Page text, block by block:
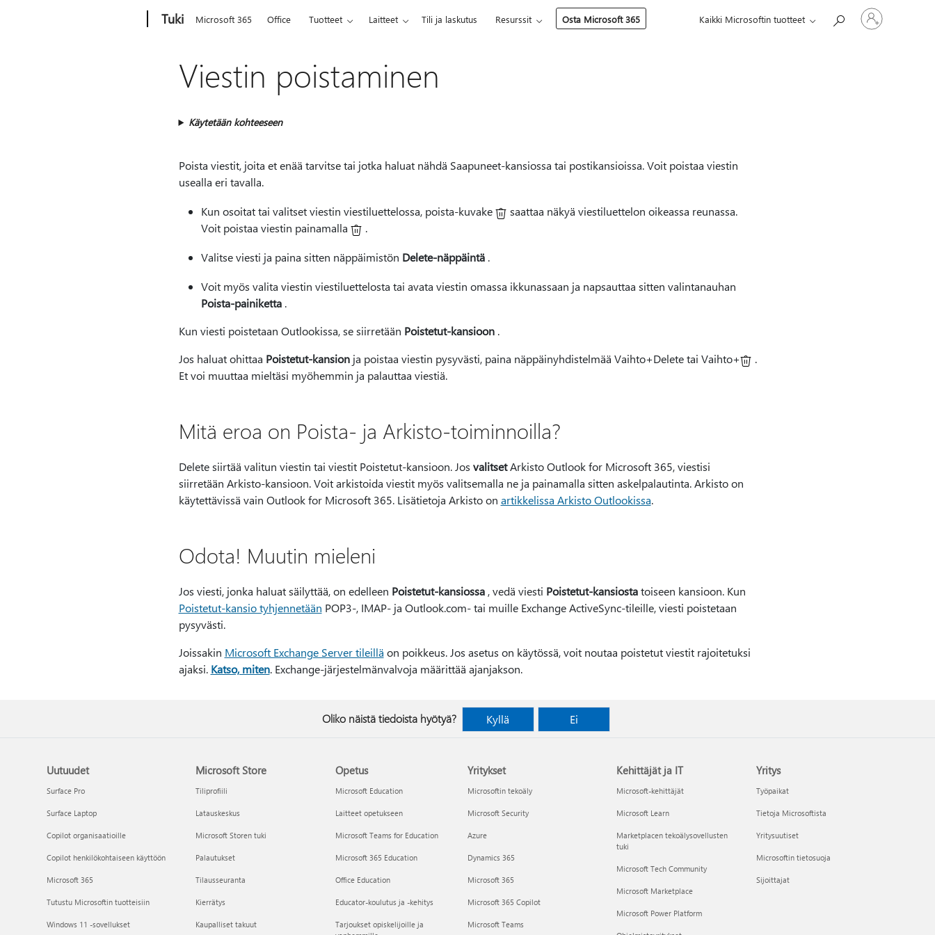
Tuki Microsoft 365 Office Tuotteet Laitteet Tili ja laskutus Resurssit Osta Microsoft 365 Kaikki Microsoftin tuotteet
Kirjaudu
sisään
tilille
Viestin poistaminen
Käytetään kohteeseen
Poista viestit, joita et enää tarvitse tai jotka haluat nähdä Saapuneet-kansiossa tai postikansioissa. Voit poistaa viestin
usealla eri tavalla.
Kun osoitat tai valitset viestin viestiluettelossa, poista-kuvake
saattaa näkyä viestiluettelon oikeassa reunassa.
Voit poistaa viestin painamalla
.
Valitse viesti ja paina sitten näppäimistön Delete-näppäintä.
Voit myös valita viestin viestiluettelosta tai avata viestin omassa ikkunassaan ja napsauttaa sitten valintanauhan
Poista-painiketta.
Kun viesti poistetaan Outlookissa, se siirretään Poistetut-kansioon.
Jos haluat ohittaa Poistetut-kansionja poistaa viestin pysyvästi, paina näppäinyhdistelmää Vaihto+Delete tai Vaihto+
.
Et voi muuttaa mieltäsi myöhemmin ja palauttaa viestiä.
Mitä eroa on Poista- ja Arkisto-toiminnoilla?
Delete siirtää valitun viestin tai viestit Poistetut-kansioon. Jos valitsetArkisto Outlook for Microsoft 365, viestisi
siirretään Arkisto-kansioon. Voit arkistoida viestit myös valitsemalla ne ja painamalla sitten askelpalautinta. Arkisto on
käytettävissä vain Outlook for Microsoft 365. Lisätietoja Arkisto on artikkelissa Arkisto Outlookissa.
Odota! Muutin mieleni
Jos viesti, jonka haluat säilyttää, on edelleen Poistetut-kansiossa, vedä viesti Poistetut-kansiostatoiseen kansioon. Kun
Poistetut-kansio tyhjennetään POP3-, IMAP- ja Outlook.com- tai muille Exchange ActiveSync-tileille, viesti poistetaan
pysyvästi.
Joissakin Microsoft Exchange Server tileillä on poikkeus. Jos asetus on käytössä, voit noutaa poistetut viestit rajoitetuksi
ajaksi. Katso, miten. Exchange-järjestelmänvalvoja määrittää ajanjakson.
Oliko näistä tiedoista hyötyä? Kyllä Ei
Uutuudet
Surface Pro
Surface Laptop
Copilot organisaatioille
Copilot henkilökohtaiseen käyttöön
Microsoft 365
Tutustu Microsoftin tuotteisiin
Windows 11 -sovellukset
Microsoft Store
Tiliprofiili
Latauskeskus
Microsoft Storen tuki
Palautukset
Tilausseuranta
Kierrätys
Kaupalliset takuut
Opetus
Microsoft Education
Laitteet opetukseen
Microsoft Teams for Education
Microsoft 365 Education
Office Education
Educator-koulutus ja -kehitys
Tarjoukset opiskelijoille ja
Yritykset
Microsoftin tekoäly
Microsoft Security
Azure
Dynamics 365
Microsoft 365
Microsoft 365 Copilot
Microsoft Teams
Kehittäjät ja IT
Microsoft-kehittäjät
Microsoft Learn
Marketplacen tekoälysovellusten
tuki
Microsoft Tech Community
Microsoft Marketplace
Microsoft Power Platform
Yritys
Työpaikat
Tietoja Microsoftista
Yritysuutiset
Microsoftin tietosuoja
Sijoittajat